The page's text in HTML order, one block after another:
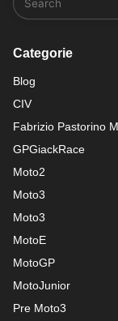
Categorie
Blog
CIV
Fabrizio Pastorino
GPGiackRace
Moto2
Moto3
Moto3
MotoE
MotoGP
MotoJunior
Pre Moto3